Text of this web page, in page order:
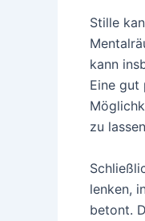
Stille
kann
Eine gut
zu
lenken,
betont.